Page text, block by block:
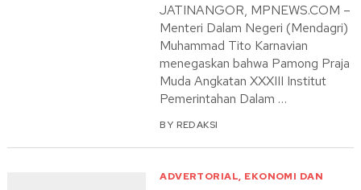
JATINANGOR, MPNEWS.COM –
Menteri Dalam Negeri (Mendagri)
Muhammad Tito Karnavian
menegaskan bahwa Pamong Praja
Muda Angkatan XXXIII Institut
Pemerintahan Dalam …
BY REDAKSI
ADVERTORIAL, EKONOMI DAN